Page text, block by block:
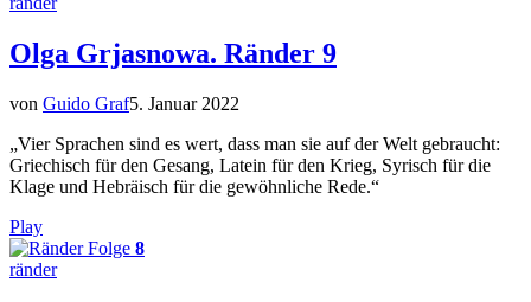
Olga Grjasnowa. Ränder 9
von Guido Graf5. Januar 2022
„Vier Sprachen sind es wert, dass man sie auf der Welt gebraucht:
Griechisch für den Gesang, Latein für den Krieg, Syrisch für die
Klage und Hebräisch für die gewöhnliche Rede.“
Play
Folge 8
ränder